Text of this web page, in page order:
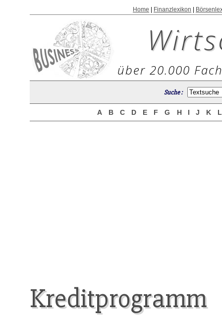
Home Finanzlexikon
über 20.000
Suche :
A B C D E F G H I J K
Kreditprogramm